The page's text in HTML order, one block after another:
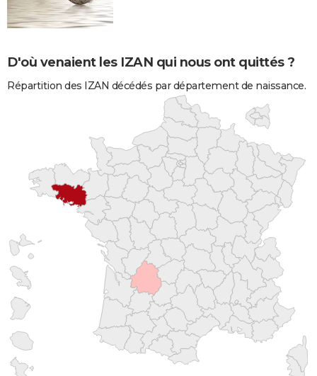
D'où venaient les IZAN qui nous ont quittés ?
Répartition des IZAN décédés par département de naissance.